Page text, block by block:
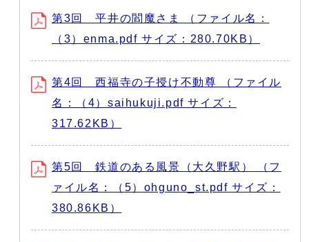
第3回 平井の閻魔さま （ファイル名：
（3）enma.pdf サイズ：280.70KB）
第4回 西福寺の子授け不動尊 （ファイル
名：（4）saihukuji.pdf サイズ：
317.62KB）
第5回 鉄道のある風景（大久野駅） （フ
ァイル名：（5）ohguno_st.pdf サイズ：
380.86KB）